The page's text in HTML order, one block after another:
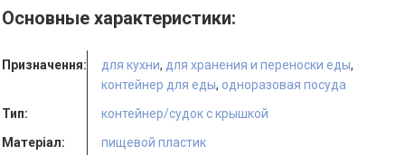
Основные характеристики:
Призначення: для кухни, для хранения и переноски еды,
контейнер для еды, одноразовая посуда
Тип:
контейнер/судок с крышкой
Матеріал:
пищевой пластик